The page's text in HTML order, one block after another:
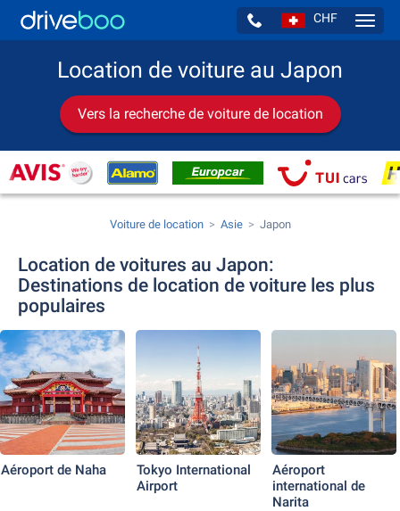
CHF
Location de voiture au Japon
Vers la recherche de voiture de location
Voiture de location Asie Japon
Location de voitures au Japon:
Destinations de location de voiture les plus
populaires
Aéroport de Naha
Tokyo International
Airport
Aéroport
international de
Narita